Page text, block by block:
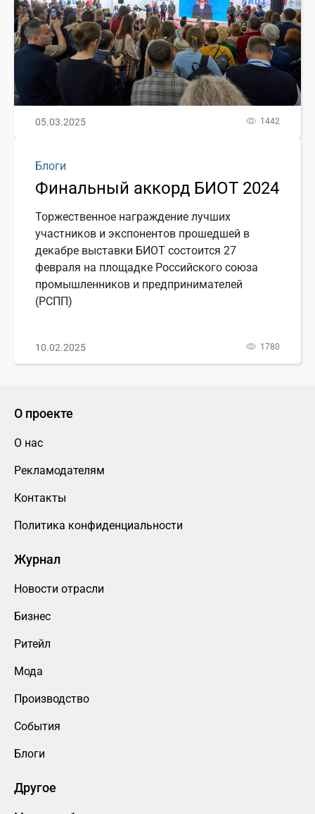
05.03.2025 1442
Блоги
Финальный аккорд БИОТ 2024
Торжественное награждение лучших
участников и экспонентов прошедшей в
декабре выставки БИОТ состоится 27
февраля на площадке Российского союза
промышленников и предпринимателей
(РСПП)
10.02.2025 1780
О проекте
О нас
Рекламодателям
Контакты
Политика конфиденциальности
Журнал
Новости отрасли
Бизнес
Ритейл
Мода
Производство
События
Блоги
Другое